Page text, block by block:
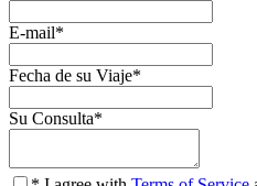
E-mail*
Fecha de su Viaje*
Su Consulta*